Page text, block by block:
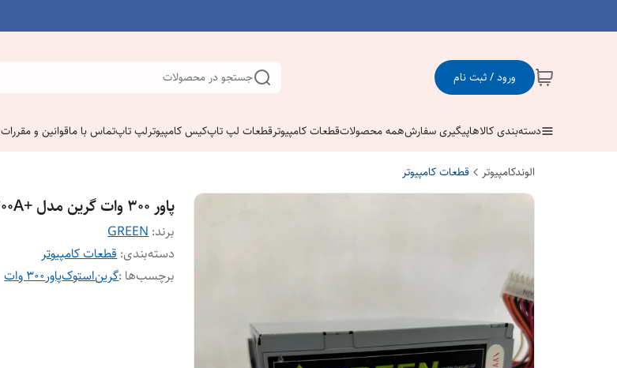
ورود / ثبت نام جستجو در محصولات
دسته‌بندی کالاهاپیگیری سفارشهمه محصولاتقطعات کامپیوترقطعات لپ تاپکیس کامپیوترلپ تاپتماس با ماقوانین و مقررات
الوندکامپیوتر قطعات کامپیوتر
پاور ۳۰۰ وات گرین مدل +GP300A(استوک)
برند:GREEN
دسته‌بندی:قطعات کامپیوتر
برچسب‌ها :گریناستوکپاور۳۰۰ وات